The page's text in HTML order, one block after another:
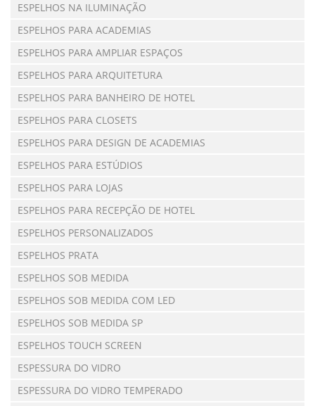
ESPELHOS NA ILUMINAÇÃO
ESPELHOS PARA ACADEMIAS
ESPELHOS PARA AMPLIAR ESPAÇOS
ESPELHOS PARA ARQUITETURA
ESPELHOS PARA BANHEIRO DE HOTEL
ESPELHOS PARA CLOSETS
ESPELHOS PARA DESIGN DE ACADEMIAS
ESPELHOS PARA ESTÚDIOS
ESPELHOS PARA LOJAS
ESPELHOS PARA RECEPÇÃO DE HOTEL
ESPELHOS PERSONALIZADOS
ESPELHOS PRATA
ESPELHOS SOB MEDIDA
ESPELHOS SOB MEDIDA COM LED
ESPELHOS SOB MEDIDA SP
ESPELHOS TOUCH SCREEN
ESPESSURA DO VIDRO
ESPESSURA DO VIDRO TEMPERADO